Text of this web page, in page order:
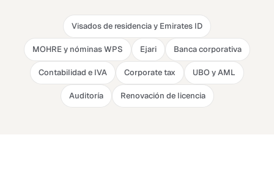
Visados de residencia y Emirates ID
MOHRE y nóminas WPS Ejari Banca corporativa
Contabilidad e IVA Corporate tax UBO y AML
Auditoría Renovación de licencia